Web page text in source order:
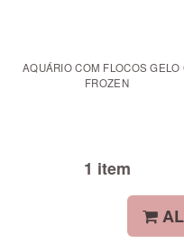
AQUÁRIO COM FLOCOS GELO
FROZEN
1 item